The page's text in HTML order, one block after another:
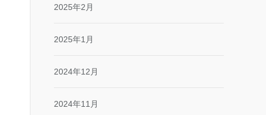
2025年2月
2025年1月
2024年12月
2024年11月